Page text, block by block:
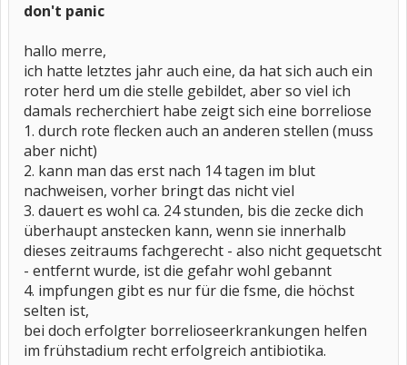
don't panic
hallo merre,
ich hatte letztes jahr auch eine, da hat sich auch ein
roter herd um die stelle gebildet, aber so viel ich
damals recherchiert habe zeigt sich eine borreliose
1. durch rote flecken auch an anderen stellen (muss
aber nicht)
2. kann man das erst nach 14 tagen im blut
nachweisen, vorher bringt das nicht viel
3. dauert es wohl ca. 24 stunden, bis die zecke dich
überhaupt anstecken kann, wenn sie innerhalb
dieses zeitraums fachgerecht - also nicht gequetscht
- entfernt wurde, ist die gefahr wohl gebannt
4. impfungen gibt es nur für die fsme, die höchst
selten ist,
bei doch erfolgter borrelioseerkrankungen helfen
im frühstadium recht erfolgreich antibiotika.